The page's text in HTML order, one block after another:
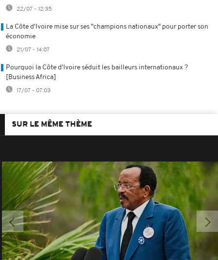
22/07 - 12:35
La Côte d'Ivoire mise sur ses "champions nationaux" pour porter son
économie
21/07 - 14:07
Pourquoi la Côte d'Ivoire séduit les bailleurs internationaux ?
[Business Africa]
17/07 - 07:03
SUR LE MÊME THÈME